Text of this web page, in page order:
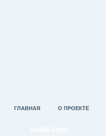
ГЛАВНАЯ О ПРОЕКТЕ